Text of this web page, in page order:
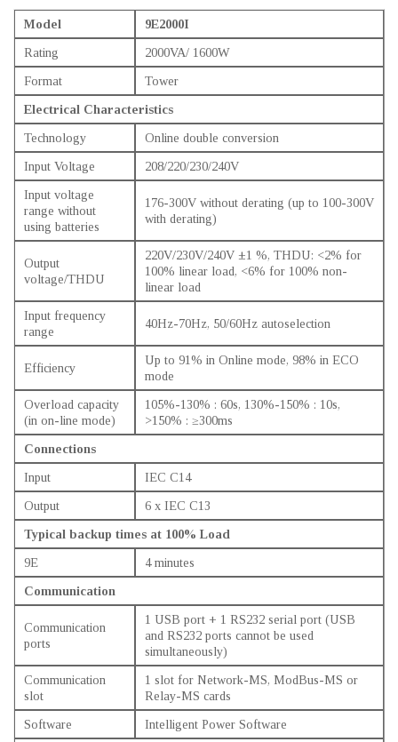
Model
9E2000I
Rating
2000VA/ 1600W
Format
Tower
Electrical Characteristics
Technology
Online double conversion
Input Voltage
208/220/230/240V
Input voltage
range without
using batteries
176-300V without derating (up to 100-300V
with derating)
Output
voltage/THDU
220V/230V/240V ±1 %, THDU: <2% for
100% linear load, <6% for 100% non-
linear load
Input frequency
range
40Hz-70Hz, 50/60Hz autoselection
Efficiency
Up to 91% in Online mode, 98% in ECO
mode
Overload capacity
(in on-line mode)
105%-130% : 60s, 130%-150% : 10s,
>150% : ≥300ms
Connections
Input
IEC C14
Output
6 x IEC C13
Typical backup times at 100% Load
9E
4 minutes
Communication
Communication
ports
1 USB port + 1 RS232 serial port (USB
and RS232 ports cannot be used
simultaneously)
Communication
slot
1 slot for Network-MS, ModBus-MS or
Relay-MS cards
Software
Intelligent Power Software